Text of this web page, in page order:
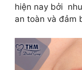
hiện nay bởi
an toàn và đảm